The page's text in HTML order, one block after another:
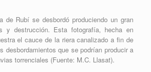
de Rubí se desbordó produciendo un gran
y destrucción. Esta fotografía, hecha en
el cauce de la riera canalizado a fin de
desbordamientos que se podrían producir a
torrenciales (Fuente: M.C. Llasat).